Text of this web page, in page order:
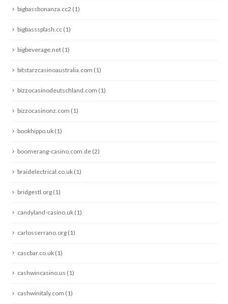
bigbassbonanza.cc2 (1)
bigbasssplash.cc (1)
bigbeverage.net (1)
bitstarzcasinoaustralia.com (1)
bizzocasinodeutschland.com (1)
bizzocasinonz.com (1)
bookhippo.uk (1)
boomerang-casino.com.de (2)
braidelectrical.co.uk (1)
bridgestl.org (1)
candyland-casino.uk (1)
carlosserrano.org (1)
cascbar.co.uk (1)
cashwincasino.us (1)
cashwinitaly.com (1)